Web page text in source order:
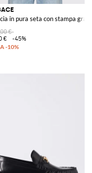
in pura seta con stampa
€
€
-45%